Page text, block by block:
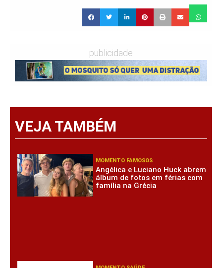
publicidade
VEJA TAMBÉM
MOMENTO FAMOSOS
Angélica e Luciano Huck abrem
álbum de fotos em férias com
família na Grécia